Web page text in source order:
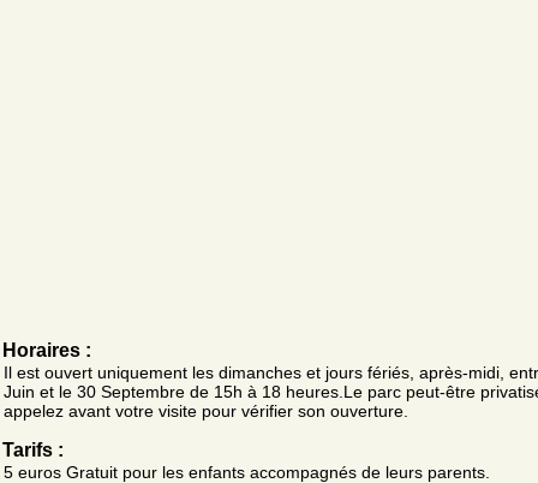
Horaires :
Il est ouvert uniquement les dimanches et jours fériés, après-midi,
Juin et le 30 Septembre de 15h à 18 heures.Le parc peut-être
appelez avant votre visite pour vérifier son ouverture.
Tarifs :
5 euros Gratuit pour les enfants accompagnés de leurs parents.